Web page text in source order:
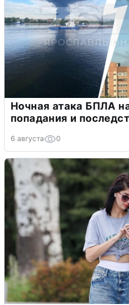
Ночная атака БПЛА
попадания и
6 августа 0